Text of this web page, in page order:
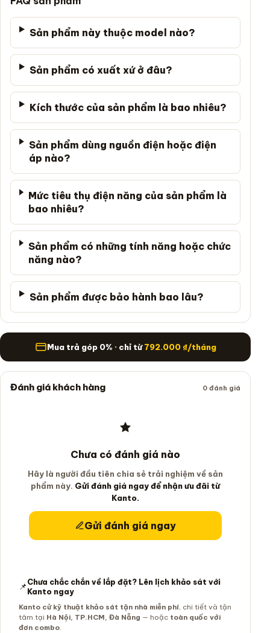
Sản phẩm này thuộc model nào?
Sản phẩm có xuất xứ ở đâu?
Kích thước của sản phẩm là bao nhiêu?
Sản phẩm dùng nguồn điện hoặc điện
áp nào?
Mức tiêu thụ điện năng của sản phẩm là
bao nhiêu?
Sản phẩm có những tính năng hoặc chức
năng nào?
Sản phẩm được bảo hành bao lâu?
Mua trả góp Mua trả góp 0% · chỉ từ792.000 ₫/tháng
Đánh giá khách hàng 0 đánh giá
Chưa có đánh giá nào
Hãy là người đầu tiên chia sẻ trải nghiệm về sản
phẩm này. Gửi đánh giá ngay để nhận ưu đãi từ
Kanto.
Gửi đánh giá ngay
📌Chưa chắc chắn về lắp đặt? Lên lịch khảo sát với
Kanto ngay
Kanto cử kỹ thuật khảo sát tận nhà miễn phí, chi tiết và tận
tâm tại Hà Nội, TP.HCM, Đà Nẵng — hoặc toàn quốc với
đơn combo.